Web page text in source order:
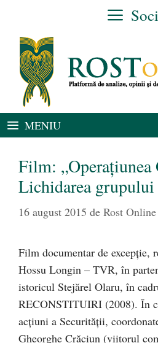
conținut
MENIU
Film: „Operaţiunea
Lichidarea grupului
16 august 2015 de Rost Online
Film documentar de excepţie,
Hossu Longin – TVR, în
istoricul Stejărel Olaru, în
RECONSTITUIRI (2008). În
acţiuni a Securităţii,
Gheorghe Crăciun (viitorul